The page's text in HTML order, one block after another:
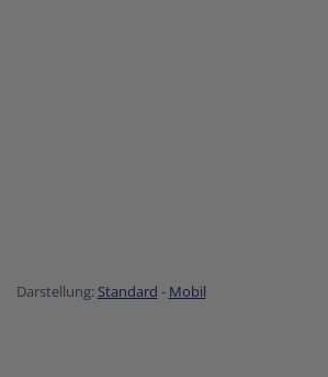
Darstellung: Standard - Mobil